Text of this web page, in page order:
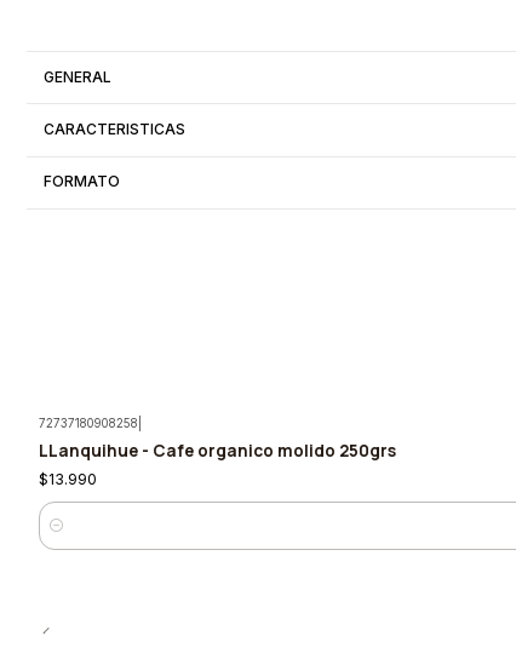
GENERAL
CARACTERISTICAS
FORMATO
72737180908258
LLanquihue - Cafe organico molido 250grs
$13.990
Quantity